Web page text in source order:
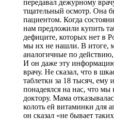
передавал дежурному
тщательный осмотр. Она
пациентом. Когда
нам предложили купить
дефиците, которых нет в
мы их не нашли. В итоге,
аналогичные по
И он даже эту
врачу. Не сказал, что в
таблетки за 18 тысяч, ему
понадеялся на нас, что
доктору. Мама
колоть ей витаминки для
он сказал «не бывает